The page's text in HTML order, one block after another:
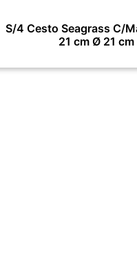
S/4 Cesto Seagrass C/
21 cm Ø 21 cm